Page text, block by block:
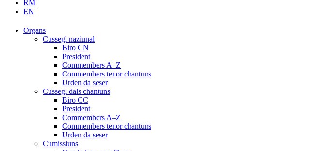
RM
EN
Organs
Cussegl naziunal
Biro CN
President
Commembers A–Z
Commembers tenor chantuns
Urden da seser
Cussegl dals chantuns
Biro CC
President
Commembers A–Z
Commembers tenor chantuns
Urden da seser
Cumissiuns